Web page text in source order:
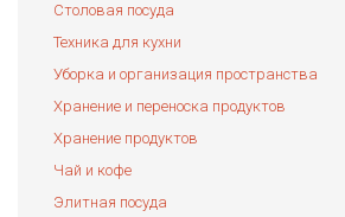
Столовая посуда
Техника для кухни
Уборка и организация пространства
Хранение и переноска продуктов
Хранение продуктов
Чай и кофе
Элитная посуда